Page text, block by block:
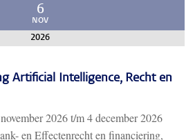
6
NOV
2026
Artificial Intelligence, Recht en
2026t/m4 december 2026
en Effectenrecht en financiering,